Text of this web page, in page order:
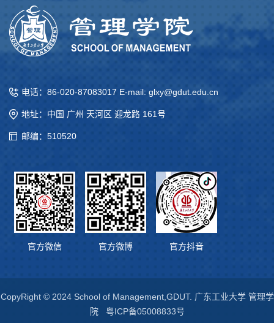
电话：86-020-87083017 E-mail: glxy@gdut.edu.cn
地址：中国 广州 天河区 迎龙路 161号
邮编：510520
官方微信 官方微博 官方抖音
CopyRight © 2024 School of Management,GDUT. 广东工业大学 管理学
院 粤ICP备05008833号